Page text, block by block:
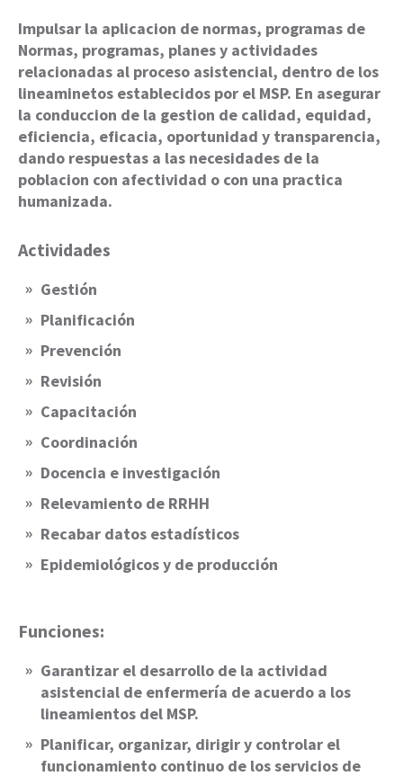
Impulsar la aplicacion de normas, programas de
Normas, programas, planes y actividades
relacionadas al proceso asistencial, dentro de los
lineaminetos establecidos por el MSP. En asegurar
la conduccion de la gestion de calidad, equidad,
eficiencia, eficacia, oportunidad y transparencia,
dando respuestas a las necesidades de la
poblacion con afectividad o con una practica
humanizada.
Actividades
Gestión
Planificación
Prevención
Revisión
Capacitación
Coordinación
Docencia e investigación
Relevamiento de RRHH
Recabar datos estadísticos
Epidemiológicos y de producción
Funciones:
Garantizar el desarrollo de la actividad
asistencial de enfermería de acuerdo a los
lineamientos del MSP.
Planificar, organizar, dirigir y controlar el
funcionamiento continuo de los servicios de